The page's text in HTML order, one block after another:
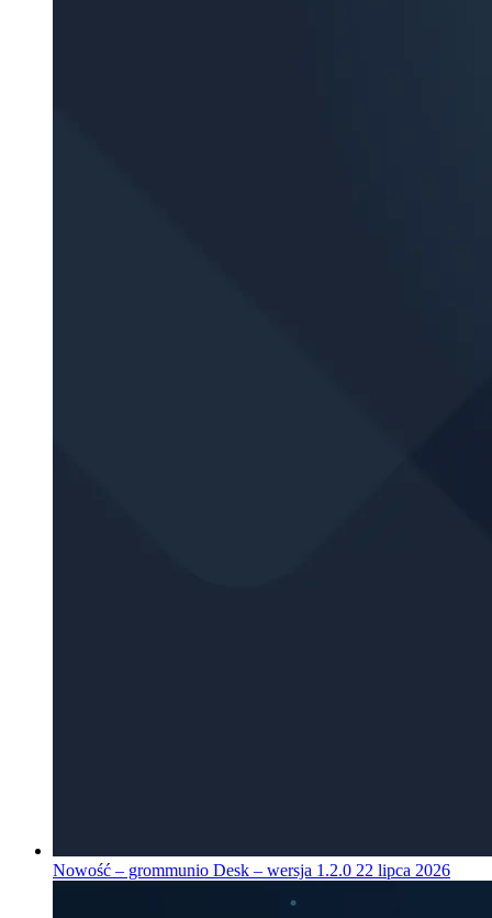
Nowość – grommunio Desk – wersja 1.2.0 22 lipca 2026